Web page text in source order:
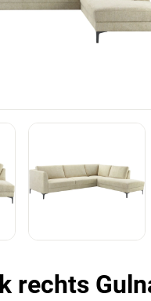
rechts